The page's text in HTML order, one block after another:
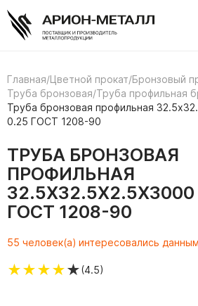
Главная/Цветной прокат/Бронзовый
Труба бронзовая/Труба профильная
Труба бронзовая профильная
0.25 ГОСТ 1208-90
ТРУБА БРОНЗОВАЯ
ПРОФИЛЬНАЯ
ГОСТ 1208-90
55 человек(а) интересовались
★★★★★(4.5)